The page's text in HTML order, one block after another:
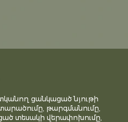
ցանկացած նյութի
թարգմանումը,
տեսակի վերափոխումը,